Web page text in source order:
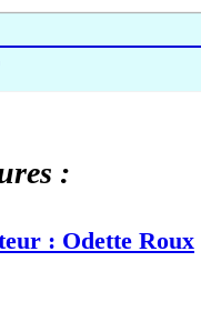
:
: Odette Roux